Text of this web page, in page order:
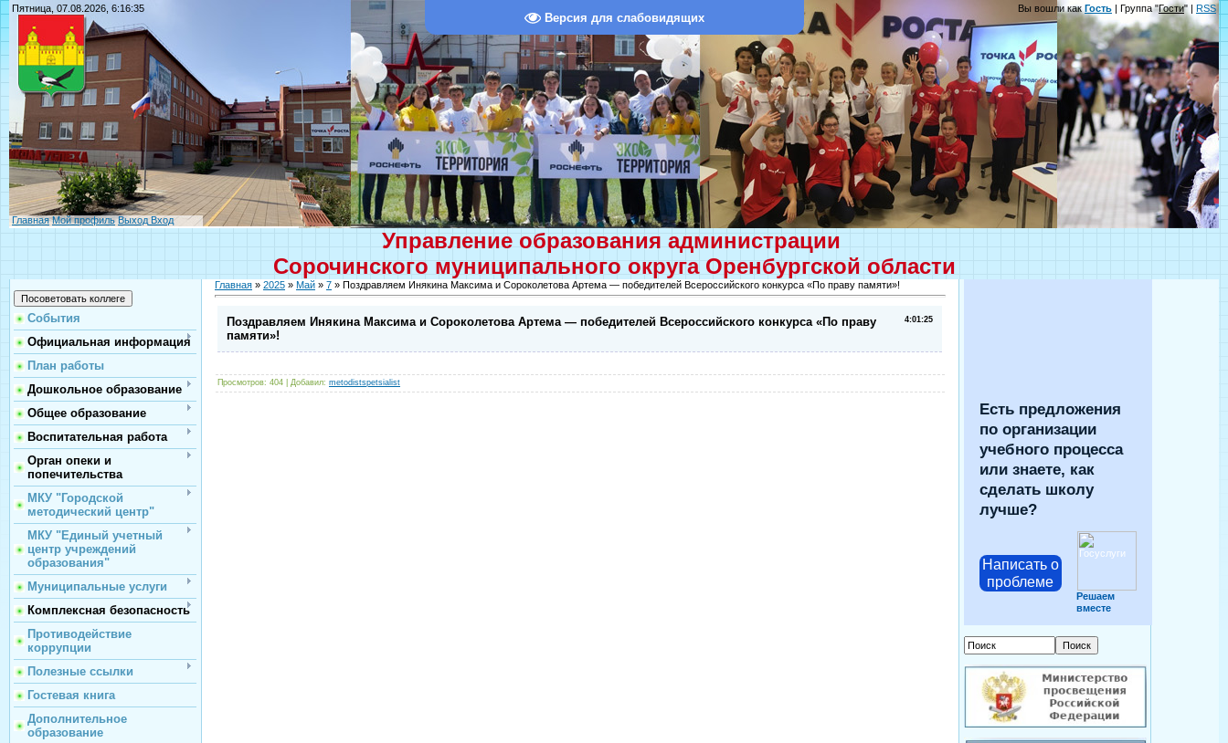
Версия для слабовидящих
Пятница, 07.08.2026, 6:16:35 Вы вошли какГость | Группа "Гости" | RSS
Главная Мой профиль Выход Вход
Управление образования администрации
Сорочинского муниципального округа Оренбургской области
События
Официальная информация
План работы
Дошкольное образование
Общее образование
Воспитательная работа
Орган опеки и
попечительства
МКУ "Городской
методический центр"
МКУ "Единый учетный
центр учреждений
образования"
Муниципальные услуги
Комплексная безопасность
Противодействие
коррупции
Полезные ссылки
Гостевая книга
Дополнительное
образование
Главная » 2025 » Май » 7 » Поздравляем Инякина Максима и Сороколетова Артема — победителей Всероссийского конкурса «По праву памяти»!
4:01:25
Поздравляем Инякина Максима и Сороколетова Артема — победителей Всероссийского конкурса «По праву
памяти»!
Просмотров: 404 | Добавил: metodistspetsialist
Есть предложения
по организации
учебного процесса
или знаете, как
сделать школу
лучше?
Написать о
проблеме
Решаем
вместе